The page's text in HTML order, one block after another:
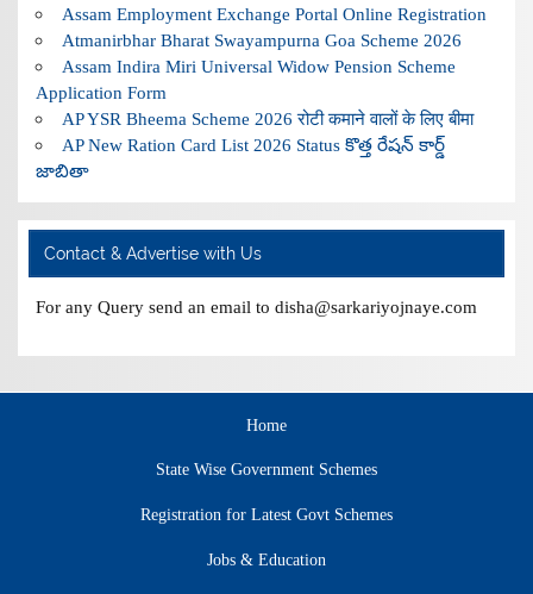
Assam Employment Exchange Portal Online Registration
Atmanirbhar Bharat Swayampurna Goa Scheme 2026
Assam Indira Miri Universal Widow Pension Scheme
Application Form
AP YSR Bheema Scheme 2026 रोटी कमाने वालों के लिए बीमा
AP New Ration Card List 2026 Status కొత్త రేషన్ కార్డ్
జాబితా
Contact & Advertise with Us
For any Query send an email to disha@sarkariyojnaye.com
Home
State Wise Government Schemes
Registration for Latest Govt Schemes
Jobs & Education